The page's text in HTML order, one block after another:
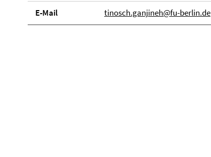
E-Mail tinosch.ganjineh@fu-berlin.de